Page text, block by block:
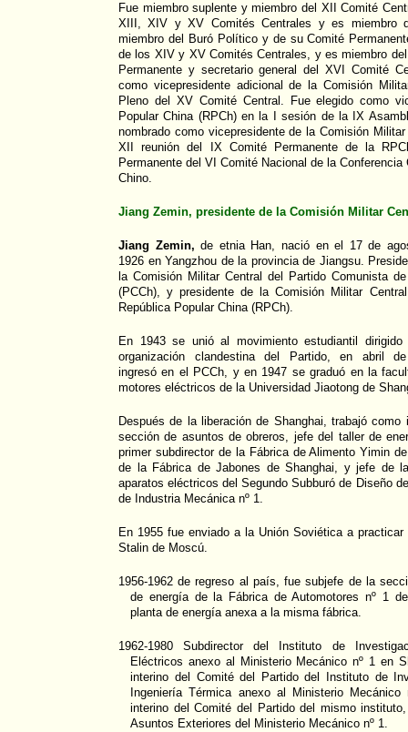
Fue miembro suplente y miembro del XII Comité
XIII, XIV y XV Comités Centrales y es miembro
miembro del Buró Político y de su Comité
de los XIV y XV Comités Centrales, y es miembro
Permanente y secretario general del XVI Comité
como vicepresidente adicional de la Comisión
Pleno del XV Comité Central. Fue elegido como
Popular China (RPCh) en la I sesión de la IX
nombrado como vicepresidente de la Comisión
XII reunión del IX Comité Permanente de la
Permanente del VI Comité Nacional de la
Chino.
Jiang Zemin, presidente de la Comisión Militar
Jiang Zemin, de etnia Han, nació en el 17 de
1926 en Yangzhou de la provincia de Jiangsu.
la Comisión Militar Central del Partido Comunista
(PCCh), y presidente de la Comisión Militar
República Popular China (RPCh).
En 1943 se unió al movimiento estudiantil
organización clandestina del Partido, en abril
ingresó en el PCCh, y en 1947 se graduó en la
motores eléctricos de la Universidad Jiaotong de
Después de la liberación de Shanghai, trabajó
sección de asuntos de obreros, jefe del taller de
primer subdirector de la Fábrica de Alimento Yimin
de la Fábrica de Jabones de Shanghai, y jefe de
aparatos eléctricos del Segundo Subburó de Diseño
de Industria Mecánica nº 1.
En 1955 fue enviado a la Unión Soviética a
Stalin de Moscú.
1956-1962 de regreso al país, fue subjefe de la
de energía de la Fábrica de Automotores nº 1
planta de energía anexa a la misma fábrica.
1962-1980 Subdirector del Instituto de
Eléctricos anexo al Ministerio Mecánico nº 1 en
interino del Comité del Partido del Instituto de
Ingeniería Térmica anexo al Ministerio
interino del Comité del Partido del mismo
Asuntos Exteriores del Ministerio Mecánico nº 1.